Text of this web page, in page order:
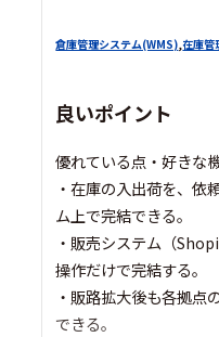
倉庫管理システム(WMS),在庫管
良いポイント
優れている点・好きな
・在庫の入出荷を、依
ム上で完結できる。
・販売システム（
操作だけで完結する。
・販路拡大後も各拠点
できる。